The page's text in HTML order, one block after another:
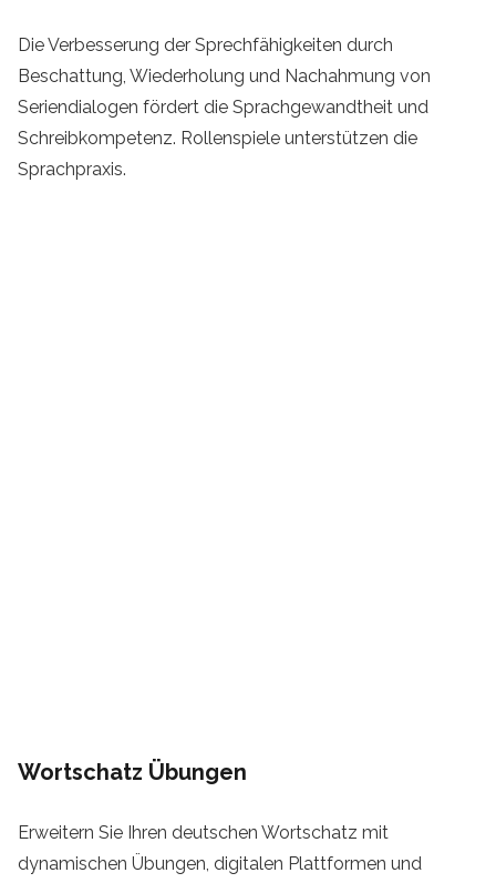
Die Verbesserung der Sprechfähigkeiten durch
Beschattung, Wiederholung und Nachahmung von
Seriendialogen fördert die Sprachgewandtheit und
Schreibkompetenz. Rollenspiele unterstützen die
Sprachpraxis.
Wortschatz Übungen
Erweitern Sie Ihren deutschen Wortschatz mit
dynamischen Übungen, digitalen Plattformen und